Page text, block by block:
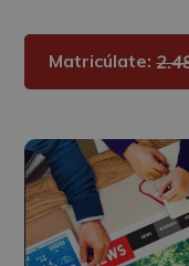
Matricúlate: